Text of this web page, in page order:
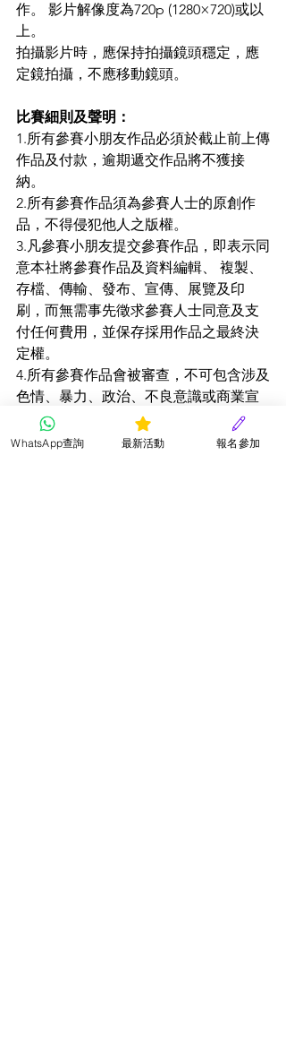
作。 影片解像度為720p (1280×720)或以
上。
拍攝影片時，應保持拍攝鏡頭穩定，應
定鏡拍攝，不應移動鏡頭。
比賽細則及聲明：
1.所有參賽小朋友作品必須於截止前上傳
作品及付款，逾期遞交作品將不獲接
納。
2.所有參賽作品須為參賽人士的原創作
品，不得侵犯他人之版權。
3.凡參賽小朋友提交參賽作品，即表示同
意本社將參賽作品及資料編輯、 複製、
存檔、傳輸、發布、宣傳、展覽及印
刷，而無需事先徵求參賽人士同意及支
付任何費用，並保存採用作品之最終決
定權。
4.所有參賽作品會被審查，不可包含涉及
色情、暴力、政治、不良意識或商業宣
傳等成份，否則會取消其參賽資格而無
需另行通知。
WhatsApp查詢 最新活動 報名參加